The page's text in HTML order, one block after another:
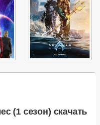
(1 сезон) скачать